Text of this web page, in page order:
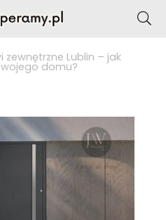
zewnętrzne Lublin – jak
domu?